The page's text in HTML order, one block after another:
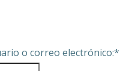
o correo electrónico:*